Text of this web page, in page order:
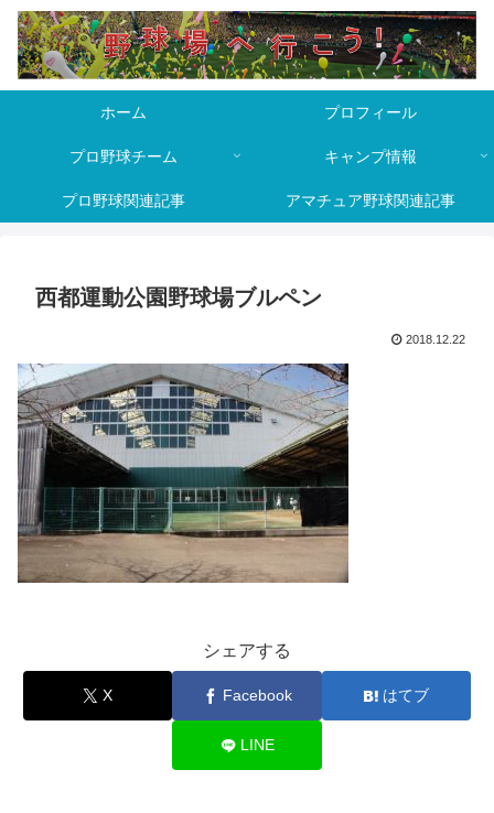
ホーム プロフィール
プロ野球チーム キャンプ情報
プロ野球関連記事 アマチュア野球関連記事
西都運動公園野球場ブルペン
2018.12.22
シェアする
X Facebook はてブ
LINE